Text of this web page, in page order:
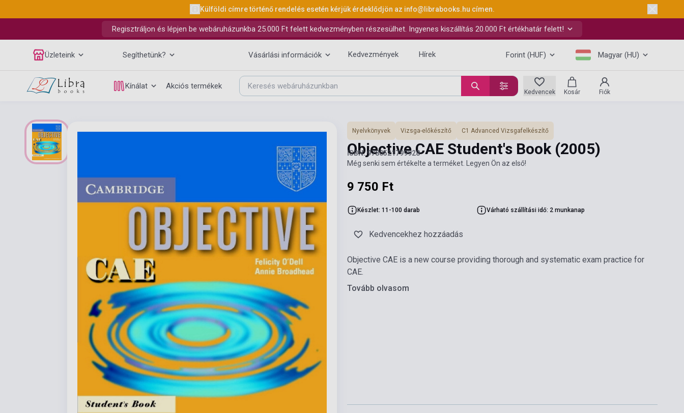
Külföldi címre történő rendelés esetén kérjük érdeklődjön az info@librabooks.hu címen.
Regisztráljon és lépjen be webáruházunkba 25.000 Ft felett kedvezményben részesülhet. Ingyenes kiszállítás 20.000 Ft értékhatár felett!
Üzleteink Segíthetünk? Vásárlási információk Kedvezmények Hírek Forint (HUF) Magyar (HU)
Kínálat Akciós termékek
Kedvencek Kosár Fiók
Nyelvkönyvek Vizsga-előkészítő C1 Advanced Vizsgafelkészítő
Objective CAE Student's Book (2005)
ISBN: 9780521799928
Még senki sem értékelte a terméket. Legyen Ön az első!
9 750 Ft
Készlet: 11-100 darab Várható szállítási idő: 2 munkanap
Kedvencekhez hozzáadás
Objective CAE is a new course providing thorough and systematic exam practice for
CAE.
Tovább olvasom